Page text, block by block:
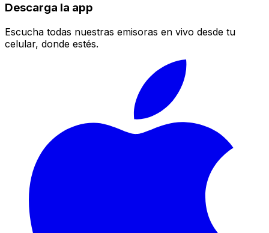
Descarga la app
Escucha todas nuestras emisoras en vivo desde tu
celular, donde estés.